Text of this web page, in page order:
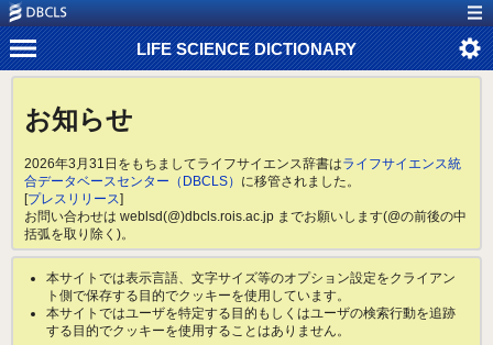
LIFE SCIENCE DICTIONARY
お知らせ
2026年3月31日をもちましてライフサイエンス辞書はライフサイエンス統
合データベースセンター（DBCLS） に移管されました。
[プレスリリース]
お問い合わせは weblsd(@)dbcls.rois.ac.jp までお願いします(@の前後の中
括弧を取り除く)。
本サイトでは表示言語、文字サイズ等のオプション設定をクライアン
ト側で保存する目的でクッキーを使用しています。
本サイトではユーザを特定する目的もしくはユーザの検索行動を追跡
する目的でクッキーを使用することはありません。